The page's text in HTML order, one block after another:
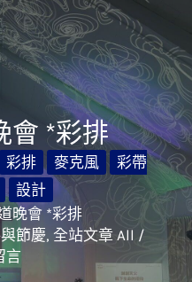
會 *彩排
彩排 麥克風
彩帶
設計
晚會 *彩排
節慶, 全站文章 All /
言